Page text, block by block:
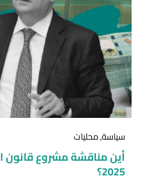
سياسة,محليات
أين مناقشة مشروع قانون
2025؟